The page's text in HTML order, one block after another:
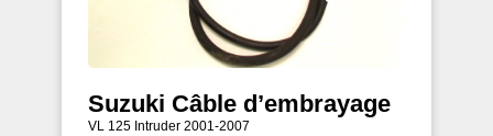
Suzuki Câble d’embrayage
VL 125 Intruder 2001-2007